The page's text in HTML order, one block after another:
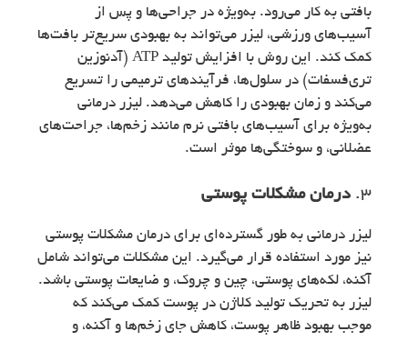
بافتی به کار می‌رود. به‌ویژه در جراحی‌ها و پس از
آسیب‌های ورزشی، لیزر می‌تواند به بهبودی سریع‌تر بافت‌ها
کمک کند. این روش با افزایش تولید ATP (آدنوزین
تری‌فسفات) در سلول‌ها، فرآیندهای ترمیمی را تسریع
می‌کند و زمان بهبودی را کاهش می‌دهد. لیزر درمانی
به‌ویژه برای آسیب‌های بافتی نرم مانند زخم‌ها، جراحت‌های
عضلانی، و سوختگی‌ها موثر است.
3. درمان مشکلات پوستی
لیزر درمانی به طور گسترده‌ای برای درمان مشکلات پوستی
نیز مورد استفاده قرار می‌گیرد. این مشکلات می‌تواند شامل
آکنه، لکه‌های پوستی، چین و چروک، و ضایعات پوستی باشد.
لیزر به تحریک تولید کلاژن در پوست کمک می‌کند که
موجب بهبود ظاهر پوست، کاهش جای زخم‌ها و آکنه، و